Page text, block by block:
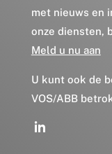
met nieuws en
onze diensten,
Meld u nu aan
U kunt ook de
VOS/ABB